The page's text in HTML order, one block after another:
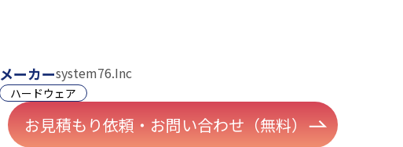
メーカーsystem76.Inc
ハードウェア
お見積もり依頼・お問い合わせ（無料）